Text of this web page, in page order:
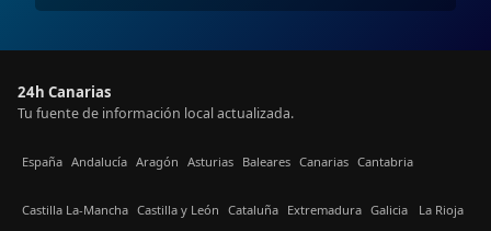
24h Canarias
Tu fuente de información local actualizada.
España Andalucía Aragón Asturias Baleares Canarias Cantabria
Castilla La-Mancha Castilla y León Cataluña Extremadura Galicia La Rioja